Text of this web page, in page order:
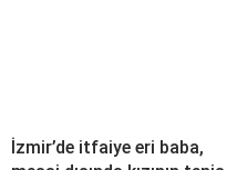
İzmir’de itfaiye eri baba,